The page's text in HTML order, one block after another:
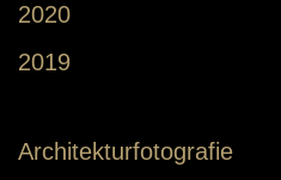
2020
2019
Architekturfotografie